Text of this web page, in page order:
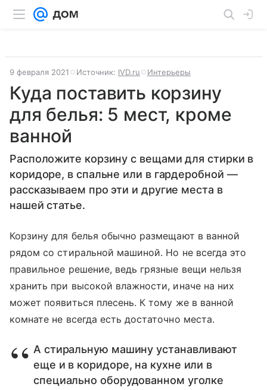
9 февраля 2021 Источник: IVD.ru Интерьеры
Куда поставить корзину
для белья: 5 мест, кроме
ванной
Расположите корзину с вещами для стирки в
коридоре, в спальне или в гардеробной —
рассказываем про эти и другие места в
нашей статье.
Корзину для белья обычно размещают в ванной
рядом со стиральной машиной. Но не всегда это
правильное решение, ведь грязные вещи нельзя
хранить при высокой влажности, иначе на них
может появиться плесень. К тому же в ванной
комнате не всегда есть достаточно места.
А стиральную машину устанавливают
еще и в коридоре, на кухне или в
специально оборудованном уголке